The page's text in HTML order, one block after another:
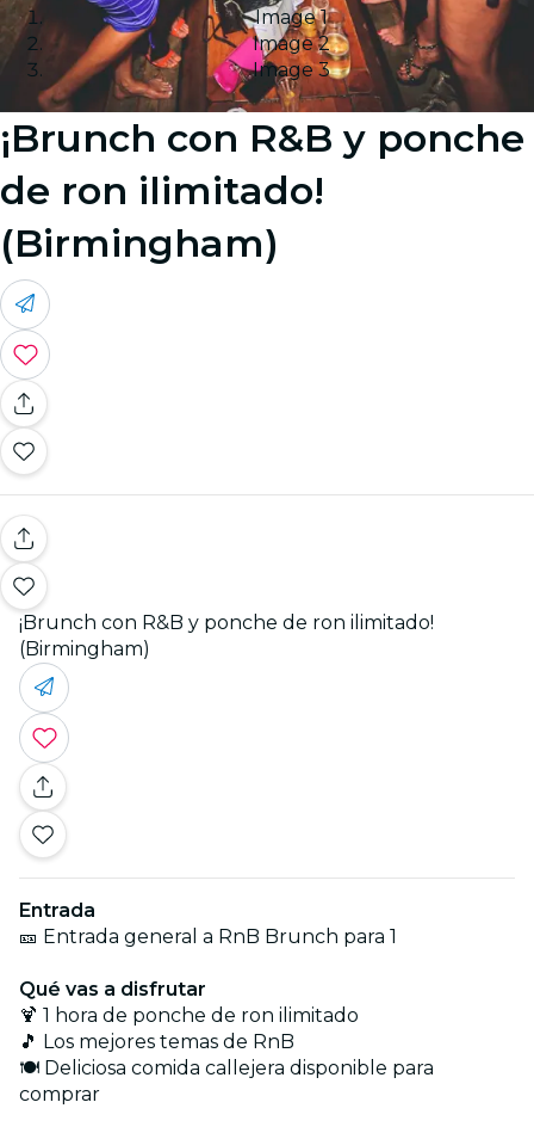
Image 1
Image 2
Image 3
¡Brunch con R&B y ponche
de ron ilimitado!
(Birmingham)
¡Brunch con R&B y ponche de ron ilimitado!
(Birmingham)
Entrada
🎫 Entrada general a RnB Brunch para 1
Qué vas a disfrutar
🍹 1 hora de ponche de ron ilimitado
🎵 Los mejores temas de RnB
🍽️ Deliciosa comida callejera disponible para
comprar